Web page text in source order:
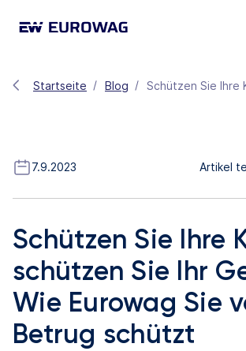
Startseite Blog
7.9.2023 Artikel
Schützen Sie Ihre
schützen Sie Ihr
Wie Eurowag Sie
Betrug schützt